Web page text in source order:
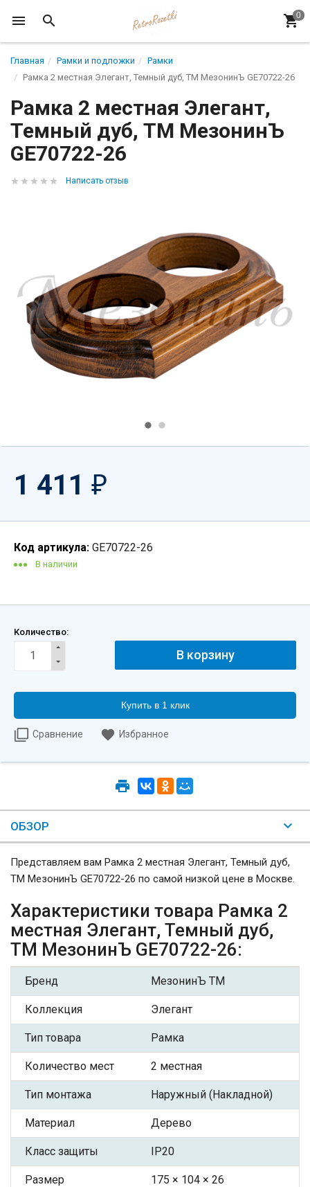
Главная Рамки и подложки
Рамки
Рамка 2 местная Элегант, Темный дуб, ТМ МезонинЪ GE70722-26
Рамка 2 местная Элегант,
Темный дуб, ТМ МезонинЪ
GE70722-26
Написать отзыв
1 411 ₽
Код артикула: GE70722-26
В наличии
Количество:
Купить в 1 клик
Сравнение Избранное
ОБЗОР
Представляем вам Рамка 2 местная Элегант, Темный дуб,
ТМ МезонинЪ GE70722-26 по самой низкой цене в Москве.
Характеристики товара Рамка 2
местная Элегант, Темный дуб,
ТМ МезонинЪ GE70722-26:
Бренд МезонинЪ ТМ
Коллекция Элегант
Тип товара Рамка
Количество мест 2 местная
Тип монтажа Наружный (Накладной)
Материал Дерево
Класс защиты IP20
Размер 175 × 104 × 26